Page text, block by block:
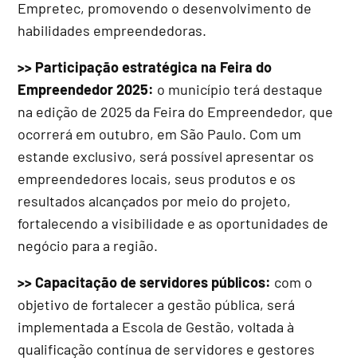
Empretec, promovendo o desenvolvimento de
habilidades empreendedoras.
>> Participação estratégica na Feira do
Empreendedor 2025: o município terá destaque
na edição de 2025 da Feira do Empreendedor, que
ocorrerá em outubro, em São Paulo. Com um
estande exclusivo, será possível apresentar os
empreendedores locais, seus produtos e os
resultados alcançados por meio do projeto,
fortalecendo a visibilidade e as oportunidades de
negócio para a região.
>> Capacitação de servidores públicos: com o
objetivo de fortalecer a gestão pública, será
implementada a Escola de Gestão, voltada à
qualificação contínua de servidores e gestores